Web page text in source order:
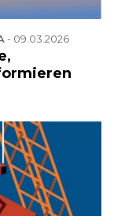
- 09.03.2026